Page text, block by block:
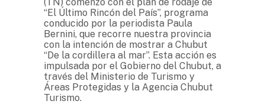
“El Último Rincón del País”, programa
conducido por la periodista Paula
Bernini, que recorre nuestra provincia
con la intención de mostrar a Chubut
“De la cordillera al mar”. Esta acción es
impulsada por el Gobierno del Chubut, a
través del Ministerio de Turismo y
Áreas Protegidas y la Agencia Chubut
Turismo.